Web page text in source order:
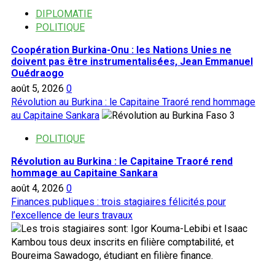
CNIB,
2
000
extraits
de
naissance
aux
populations
DIPLOMATIE
POLITIQUE
Coopération Burkina-Onu : les Nations Unies ne
doivent pas être instrumentalisées, Jean Emmanuel
Ouédraogo
août 5, 2026 0
Révolution au Burkina : le Capitaine Traoré rend hommage
au Capitaine Sankara
3
POLITIQUE
Révolution au Burkina : le Capitaine Traoré rend
hommage au Capitaine Sankara
août 4, 2026 0
Finances publiques : trois stagiaires félicités pour
l’excellence de leurs travaux